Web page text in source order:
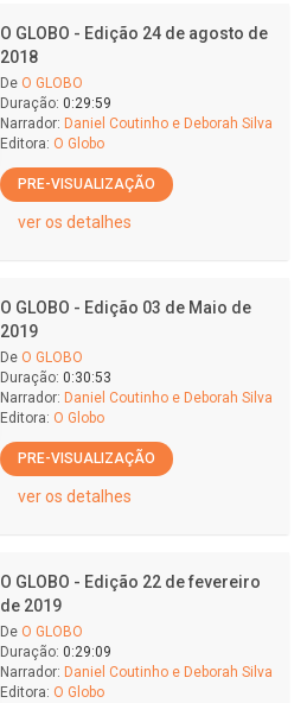
O GLOBO - Edição 24 de agosto de
2018
De O GLOBO
Duração: 0:29:59
Narrador: Daniel Coutinho e Deborah Silva
Editora: O Globo
PRE-VISUALIZAÇÃO
ver os detalhes
O GLOBO - Edição 03 de Maio de
2019
De O GLOBO
Duração: 0:30:53
Narrador: Daniel Coutinho e Deborah Silva
Editora: O Globo
PRE-VISUALIZAÇÃO
ver os detalhes
O GLOBO - Edição 22 de fevereiro
de 2019
De O GLOBO
Duração: 0:29:09
Narrador: Daniel Coutinho e Deborah Silva
Editora: O Globo